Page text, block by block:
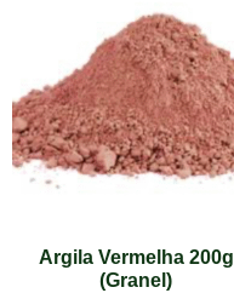
Argila Vermelha 200g
(Granel)